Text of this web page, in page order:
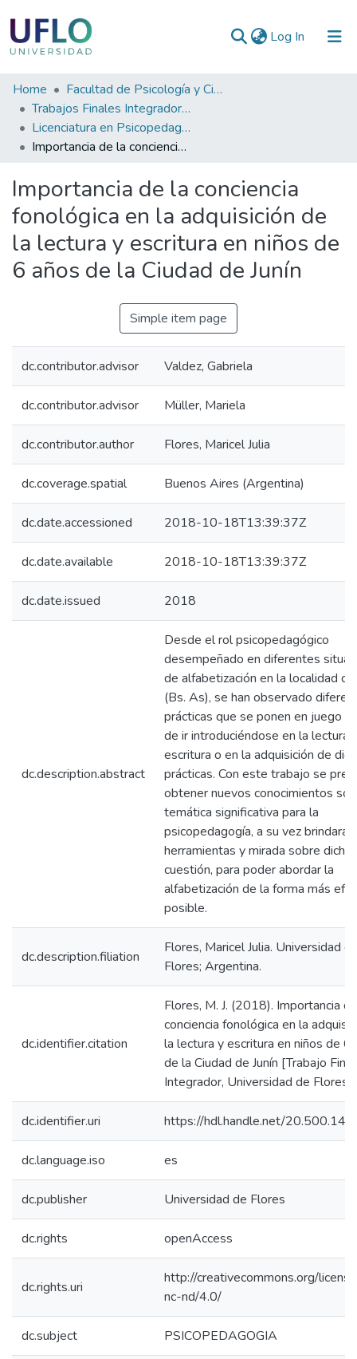
Log In (current)
Communities
&
Collections
Statistics
Home
Facultad de Psicología y Ciencias Sociales
Trabajos Finales Integradores (TFI) de Grado
Licenciatura en Psicopedagogía
Importancia de la conciencia fonológica en la adquisición de la lectura y escritura en niños de 6 años de la Ciudad de Junín
Importancia de la conciencia
fonológica en la adquisición de
la lectura y escritura en niños de
6 años de la Ciudad de Junín
Simple item page
dc.contributor.advisor Valdez, Gabriela
dc.contributor.advisor Müller, Mariela
dc.contributor.author Flores, Maricel Julia
dc.coverage.spatial Buenos Aires (Argentina)
dc.date.accessioned 2018-10-18T13:39:37Z
dc.date.available 2018-10-18T13:39:37Z
dc.date.issued 2018
dc.description.abstract
Desde el rol psicopedagógico
desempeñado en diferentes
de alfabetización en la localidad de
(Bs. As), se han observado
prácticas que se ponen en juego a
de ir introduciéndose en la lectura
escritura o en la adquisición de
prácticas. Con este trabajo se
obtener nuevos conocimientos
temática significativa para la
psicopedagogía, a su vez brindará
herramientas y mirada sobre dicha
cuestión, para poder abordar la
alfabetización de la forma más
posible.
dc.description.filiation
Flores, Maricel Julia. Universidad
Flores; Argentina.
dc.identifier.citation
Flores, M. J. (2018). Importancia
conciencia fonológica en la
la lectura y escritura en niños de 6
de la Ciudad de Junín [Trabajo Final
Integrador, Universidad de Flores].
dc.identifier.uri https://hdl.handle.net/
dc.language.iso es
dc.publisher Universidad de Flores
dc.rights openAccess
dc.rights.uri
http://creativecommons.org/
nc-nd/4.0/
dc.subject PSICOPEDAGOGIA